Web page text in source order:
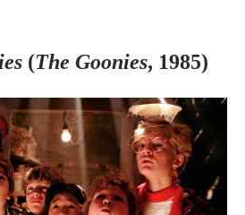
(The Goonies, 1985)